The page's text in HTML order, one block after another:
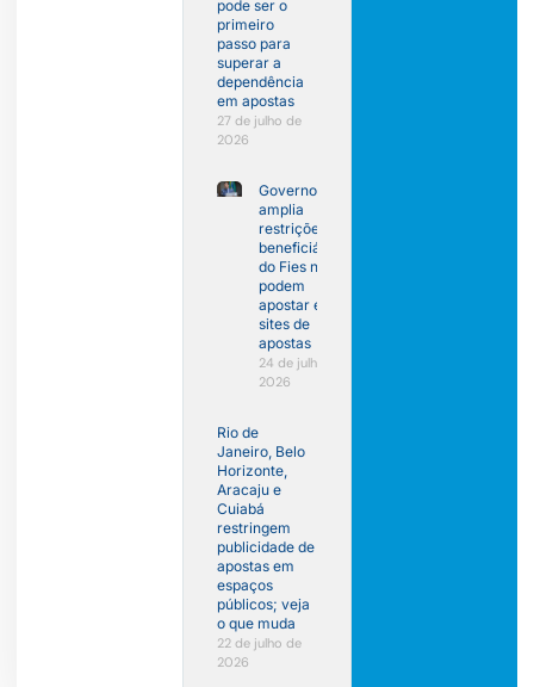
pode ser o
primeiro
passo para
superar a
dependência
em apostas
27 de julho de
2026
Governo
amplia
restrições:
beneficiários
do Fies não
podem
apostar em
sites de
apostas
24 de julho de
2026
Rio de
Janeiro, Belo
Horizonte,
Aracaju e
Cuiabá
restringem
publicidade de
apostas em
espaços
públicos; veja
o que muda
22 de julho de
2026